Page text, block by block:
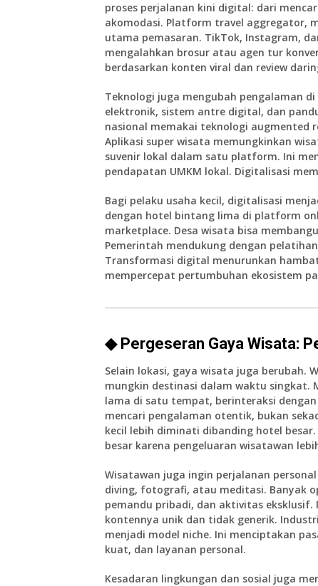
proses perjalanan kini digital: dari
akomodasi. Platform travel aggregator,
utama pemasaran. TikTok, Instagram,
mengalahkan brosur atau agen tur
berdasarkan konten viral dan review
Teknologi juga mengubah pengalaman
elektronik, sistem antre digital, dan
nasional memakai teknologi augmented
Aplikasi super wisata memungkinkan
suvenir lokal dalam satu platform. Ini
pendapatan UMKM lokal. Digitalisasi
Bagi pelaku usaha kecil, digitalisasi
dengan hotel bintang lima di platform
marketplace. Desa wisata bisa
Pemerintah mendukung dengan
Transformasi digital menurunkan
mempercepat pertumbuhan ekosistem
◆ Pergeseran Gaya Wisata:
Selain lokasi, gaya wisata juga berubah.
mungkin destinasi dalam waktu singkat.
lama di satu tempat, berinteraksi
mencari pengalaman otentik, bukan
kecil lebih diminati dibanding hotel
besar karena pengeluaran wisatawan
Wisatawan juga ingin perjalanan
diving, fotografi, atau meditasi. Banyak
pemandu pribadi, dan aktivitas eksklusif.
kontennya unik dan tidak generik.
menjadi model niche. Ini menciptakan
kuat, dan layanan personal.
Kesadaran lingkungan dan sosial juga